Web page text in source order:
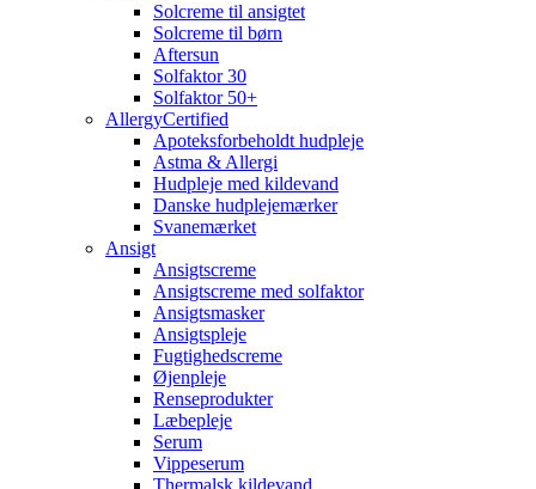
Solcreme til ansigtet
Solcreme til børn
Aftersun
Solfaktor 30
Solfaktor 50+
AllergyCertified
Apoteksforbeholdt hudpleje
Astma & Allergi
Hudpleje med kildevand
Danske hudplejemærker
Svanemærket
Ansigt
Ansigtscreme
Ansigtscreme med solfaktor
Ansigtsmasker
Ansigtspleje
Fugtighedscreme
Øjenpleje
Renseprodukter
Læbepleje
Serum
Vippeserum
Thermalsk kildevand